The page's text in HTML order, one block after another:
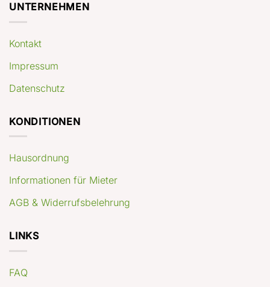
UNTERNEHMEN
Kontakt
Impressum
Datenschutz
KONDITIONEN
Hausordnung
Informationen für Mieter
AGB & Widerrufsbelehrung
LINKS
FAQ